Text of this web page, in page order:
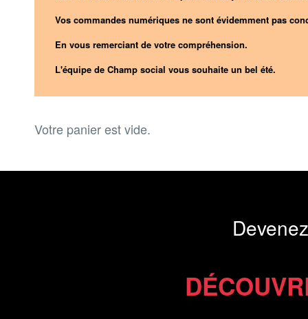
Vos commandes numériques ne sont évidemment pas
En vous remerciant de votre compréhension.
L'équipe de Champ social vous souhaite un bel été.
Votre panier est vide.